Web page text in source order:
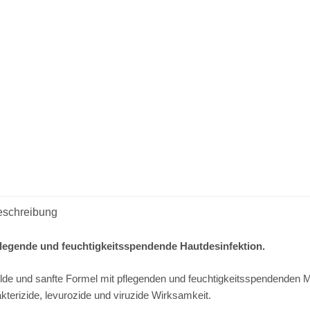
und feuchtigkeitsspendende Hautdesinfektion.
und sanfte Formel mit pflegenden und feuchtigkeitsspendenden
levurozide und viruzide Wirksamkeit.